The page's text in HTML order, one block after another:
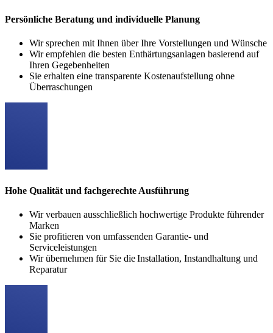
Persönliche Beratung und individuelle Planung
Wir sprechen mit Ihnen über Ihre Vorstellungen und Wünsche
Wir empfehlen die besten Enthärtungsanlagen basierend auf
Ihren Gegebenheiten
Sie erhalten eine transparente Kostenaufstellung ohne
Überraschungen
Hohe Qualität und fachgerechte Ausführung
Wir verbauen ausschließlich hochwertige Produkte führender
Marken
Sie profitieren von umfassenden Garantie- und
Serviceleistungen
Wir übernehmen für Sie die Installation, Instandhaltung und
Reparatur